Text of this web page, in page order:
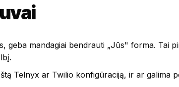
geba mandagiai bendrauti „Jūs" forma. Tai
Telnyx ar Twilio konfigūraciją, ir ar galima